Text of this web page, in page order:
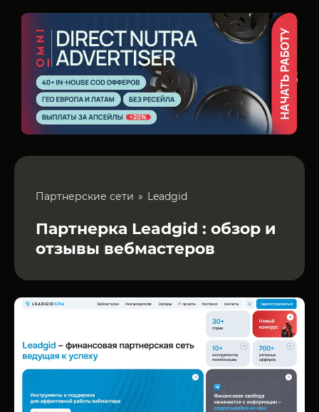
Партнерские сети Leadgid
Партнерка Leadgid : обзор и
отзывы вебмастеров